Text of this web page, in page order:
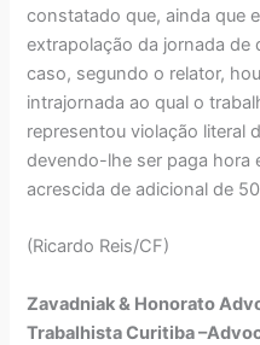
constatado que, ainda que
extrapolação da jornada de
caso, segundo o relator,
intrajornada ao qual o
representou violação literal
devendo-lhe ser paga hora
acrescida de adicional de
(Ricardo Reis/CF)
Zavadniak & Honorato
Trabalhista Curitiba